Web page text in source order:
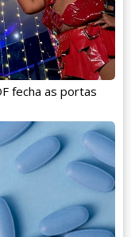
fecha as portas